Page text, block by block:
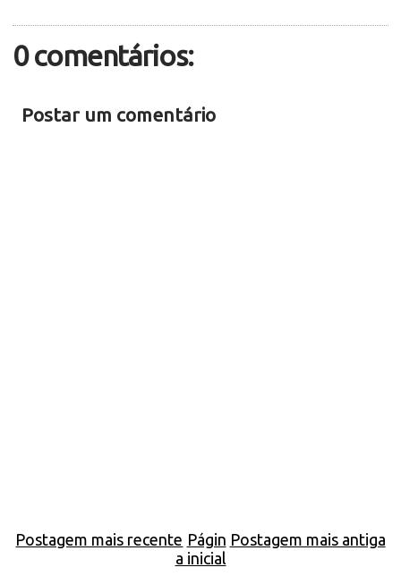
0 comentários:
Postar um comentário
Postagem mais recente Postagem mais antiga
Págin
a inicial